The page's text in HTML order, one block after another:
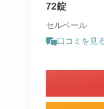
72錠
セルベール
口コミを見